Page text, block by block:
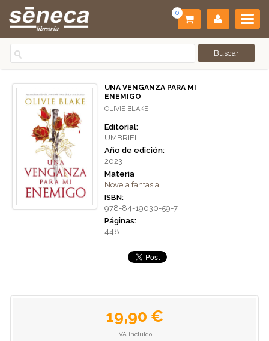
0
UNA VENGANZA PARA MI
ENEMIGO
OLIVIE BLAKE
Editorial:
UMBRIEL
Año de edición:
2023
Materia
Novela fantasia
ISBN:
978-84-19030-59-7
Páginas:
448
19,90 €
IVA incluido